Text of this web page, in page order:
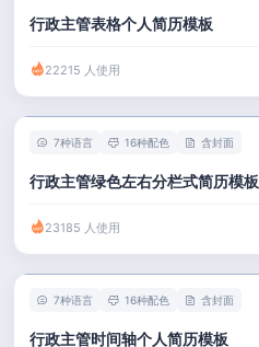
行政主管表格个人简历模板
22215 人使用
7种语言 16种配色 含封面
行政主管绿色左右分栏式简历模板
23185 人使用
7种语言 16种配色 含封面
行政主管时间轴个人简历模板